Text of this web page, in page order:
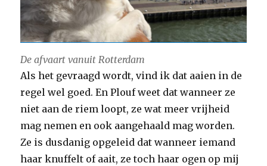
De afvaart vanuit Rotterdam
Als het gevraagd wordt, vind ik dat aaien in de
regel wel goed. En Plouf weet dat wanneer ze
niet aan de riem loopt, ze wat meer vrijheid
mag nemen en ook aangehaald mag worden.
Ze is dusdanig opgeleid dat wanneer iemand
haar knuffelt of aait, ze toch haar ogen op mij